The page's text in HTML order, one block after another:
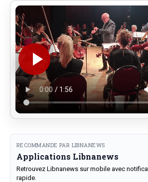
RECOMMANDE PAR LIBNANEWS
Applications Libnanews
Retrouvez Libnanews sur mobile avec
rapide.